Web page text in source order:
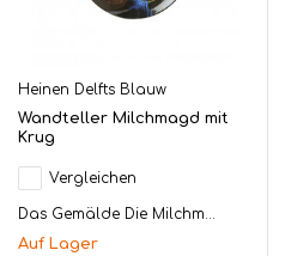
Heinen Delfts Blauw
Wandteller Milchmagd mit
Krug
Vergleichen
Das Gemälde Die Milchm...
Auf Lager